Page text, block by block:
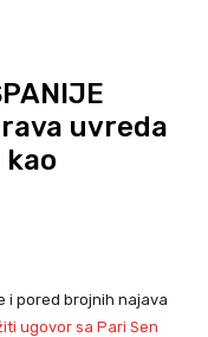
uvreda
i pored brojnih najava
ugovor sa Pari Sen